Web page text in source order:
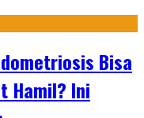
Bisa
Hamil? Ini